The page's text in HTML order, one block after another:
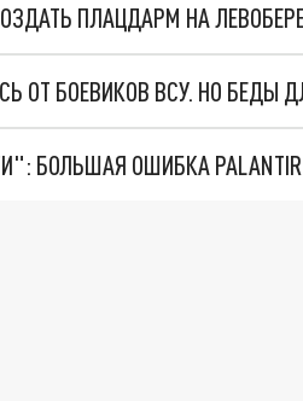
ПЛАЦДАРМ НА
ОТ БОЕВИКОВ ВСУ. НО БЕДЫ